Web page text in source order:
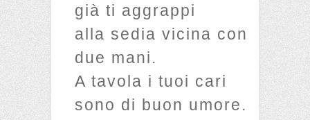
già ti aggrappi
alla sedia vicina con
due mani.
A tavola i tuoi cari
sono di buon umore.